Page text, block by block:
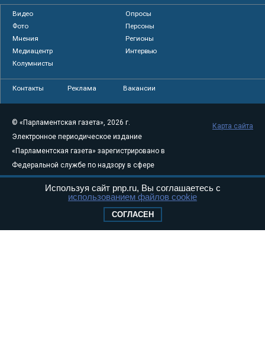
Видео
Опросы
Фото
Персоны
Мнения
Регионы
Медиацентр
Интервью
Колумнисты
Контакты Реклама Вакансии
© «Парламентская газета», 2026 г.
Электронное периодическое издание
«Парламентская газета» зарегистрировано в
Федеральной службе по надзору в сфере
связи, информационных технологий и
массовых коммуникаций (Роскомнадзор) 05
Свидетельство о регистрации Эл № ФС77-
Карта сайта
Используя сайт pnp.ru, Вы соглашаетесь с
использованием файлов cookie
СОГЛАСЕН